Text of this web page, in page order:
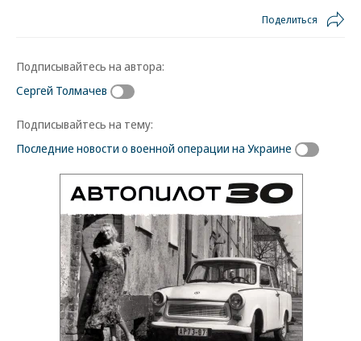
Поделиться
Подписывайтесь на автора:
Сергей Толмачев
Подписывайтесь на тему:
Последние новости о военной операции на Украине